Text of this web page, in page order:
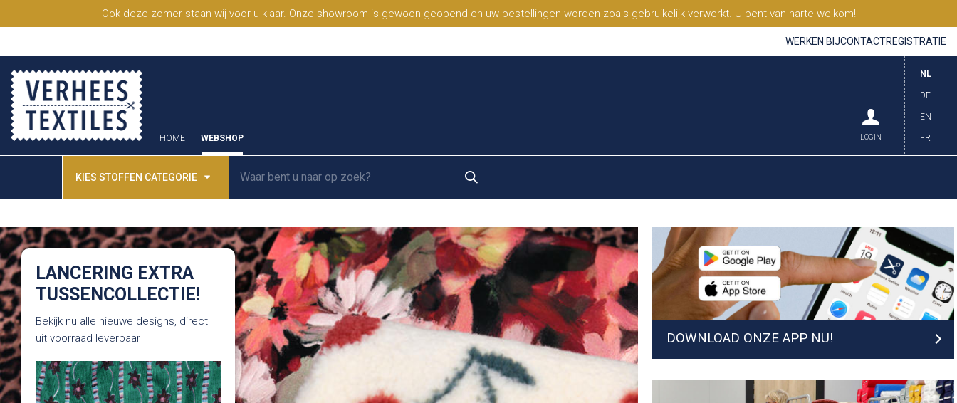
Ook deze zomer staan wij voor u klaar. Onze showroom is gewoon geopend en uw bestellingen worden zoals gebruikelijk verwerkt. U bent van harte welkom!
WERKEN BIJCONTACTREGISTRATIE
HOME WEBSHOP
NL
DE
EN
FR
LOGIN
KIES STOFFEN CATEGORIE
LANCERING EXTRA
TUSSENCOLLECTIE!
Bekijk nu alle nieuwe designs, direct
uit voorraad leverbaar
DOWNLOAD ONZE APP NU!